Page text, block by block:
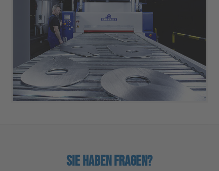
SIE HABEN FRAGEN?